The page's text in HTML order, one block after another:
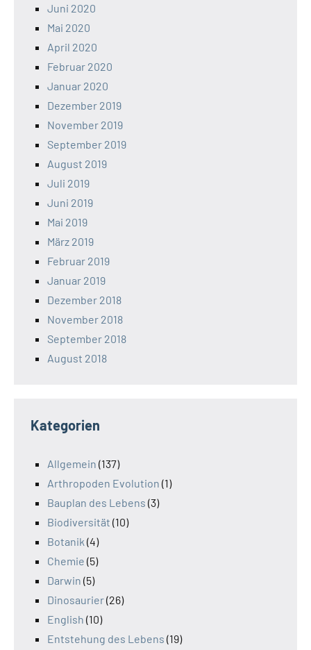
Juni 2020
Mai 2020
April 2020
Februar 2020
Januar 2020
Dezember 2019
November 2019
September 2019
August 2019
Juli 2019
Juni 2019
Mai 2019
März 2019
Februar 2019
Januar 2019
Dezember 2018
November 2018
September 2018
August 2018
Kategorien
Allgemein (137)
Arthropoden Evolution (1)
Bauplan des Lebens (3)
Biodiversität (10)
Botanik (4)
Chemie (5)
Darwin (5)
Dinosaurier(26)
English (10)
Entstehung des Lebens (19)